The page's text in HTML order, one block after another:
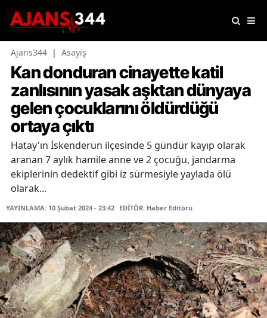
Ajans344 | Asayiş
Kan donduran cinayette katil
zanlısının yasak aşktan dünyaya
gelen çocuklarını öldürdüğü
ortaya çıktı
Hatay'ın İskenderun ilçesinde 5 gündür kayıp olarak
aranan 7 aylık hamile anne ve 2 çocuğu, jandarma
ekiplerinin dedektif gibi iz sürmesiyle yaylada ölü
olarak...
YAYINLAMA: 10 Şubat 2024 - 23:42 EDİTÖR: Haber Editörü